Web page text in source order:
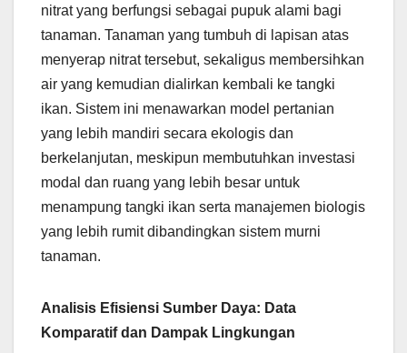
nitrat yang berfungsi sebagai pupuk alami bagi
tanaman. Tanaman yang tumbuh di lapisan atas
menyerap nitrat tersebut, sekaligus membersihkan
air yang kemudian dialirkan kembali ke tangki
ikan. Sistem ini menawarkan model pertanian
yang lebih mandiri secara ekologis dan
berkelanjutan, meskipun membutuhkan investasi
modal dan ruang yang lebih besar untuk
menampung tangki ikan serta manajemen biologis
yang lebih rumit dibandingkan sistem murni
tanaman.
Analisis Efisiensi Sumber Daya: Data
Komparatif dan Dampak Lingkungan